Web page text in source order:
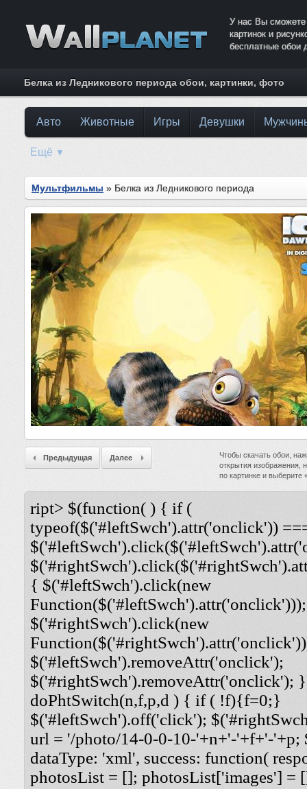
У нас Вы сможете
картинок и
бесплатные обои
Белка из Ледникового периода обои, картинки, фото
Авто Животные Игры Девушки
Ещё ▼
Мультфильмы » Белка из Ледникового периода
Чтобы скачать обои,
открытия изображения,
по картинке и
Предыдущая Далее
ript> $(function( ) { if (
typeof($('#leftSwch').attr('onclick'))
{ $('#leftSwch').click(new
Function($('#leftSwch').attr('onclick')));
$('#rightSwch').click(new
$('#leftSwch').removeAttr('onclick');
$('#rightSwch').removeAttr('onclick');
doPhtSwitch(n,f,p,d ) { if ( !f){f=0;}
$('#leftSwch').off('click');
url = '/photo/14-0-0-10-'+n+'-'+f+'-'+p;
dataType: 'xml', success: function(
photosList = []; photosList['images'] =